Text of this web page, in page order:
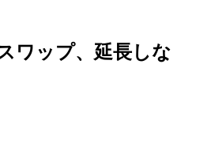
ワップ、延長しな